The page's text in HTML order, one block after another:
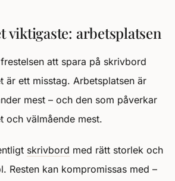
viktigaste: arbetsplatsen
att spara på skrivbord
är ett misstag. Arbetsplatsen är
mest – och den som påverkar
och välmående mest.
skrivbord med rätt storlek och
Resten kan kompromissas med –